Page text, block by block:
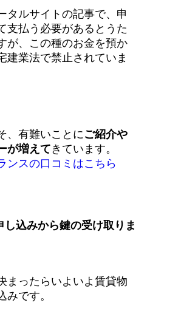
タルサイトの記事で、申
支払う必要があるとうた
が、この種のお金を預か
建業法で禁止されていま
、 有難いことにご紹介や
が増えてきています。
ンスの口コミはこちら
し込みから鍵の受け取りま
まったらいよいよ賃貸物
みです。